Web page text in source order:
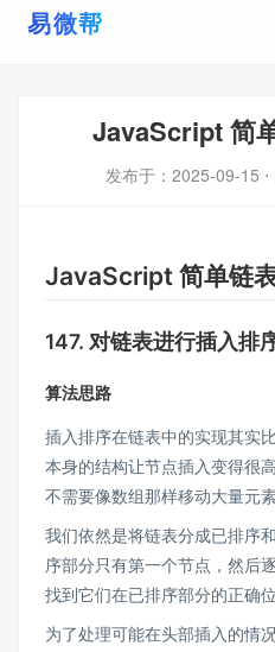
JavaScript 简
发布于： 2025-09-15
JavaScript 简单链
147. 对链表进行插入排
算法思路
插入排序在链表中的实现其实
本身的结构让节点插入变得
不需要像数组那样移动大量元素
我们依然是将链表分成已排序
序部分只有第一个节点，然后
找到它们在已排序部分的正确位
为了处理可能在头部插入的情